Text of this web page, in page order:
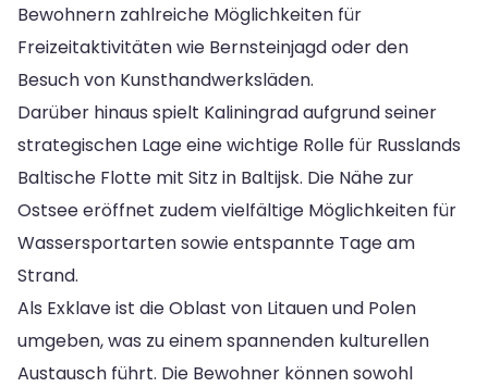
Bewohnern zahlreiche Möglichkeiten für
Freizeitaktivitäten wie Bernsteinjagd oder den
Besuch von Kunsthandwerksläden.
Darüber hinaus spielt Kaliningrad aufgrund seiner
strategischen Lage eine wichtige Rolle für Russlands
Baltische Flotte mit Sitz in Baltijsk. Die Nähe zur
Ostsee eröffnet zudem vielfältige Möglichkeiten für
Wassersportarten sowie entspannte Tage am
Strand.
Als Exklave ist die Oblast von Litauen und Polen
umgeben, was zu einem spannenden kulturellen
Austausch führt. Die Bewohner können sowohl